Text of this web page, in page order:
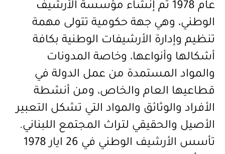
عام 1978 تم إنشاء مؤسسة الأرشيف
الوطني، وهي جهة حكومية تتولى مهمة
تنظيم وإدارة الأرشيفات الوطنية بكافة
أشكالها وأنواعها، وخاصة المدونات
والمواد المستمدة من عمل الدولة في
قطاعيها العام والخاص، ومن أنشطة
الأفراد والوثائق والمواد التي تشكل التعبير
الأصيل والحقيقي لتراث المجتمع اللبناني.
تأسس الأرشيف الوطني في 26 ايار 1978